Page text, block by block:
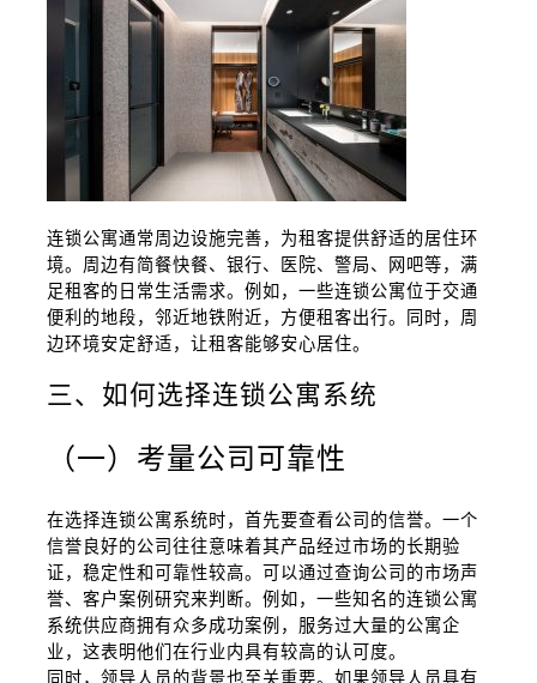
连锁公寓通常周边设施完善，为租客提供舒适的居住环
境。周边有简餐快餐、银行、医院、警局、网吧等，满
足租客的日常生活需求。例如，一些连锁公寓位于交通
便利的地段，邻近地铁附近，方便租客出行。同时，周
边环境安定舒适，让租客能够安心居住。
三、如何选择连锁公寓系统
（一）考量公司可靠性
在选择连锁公寓系统时，首先要查看公司的信誉。一个
信誉良好的公司往往意味着其产品经过市场的长期验
证，稳定性和可靠性较高。可以通过查询公司的市场声
誉、客户案例研究来判断。例如，一些知名的连锁公寓
系统供应商拥有众多成功案例，服务过大量的公寓企
业，这表明他们在行业内具有较高的认可度。
同时，领导人员的背景也至关重要。如果领导人员具有